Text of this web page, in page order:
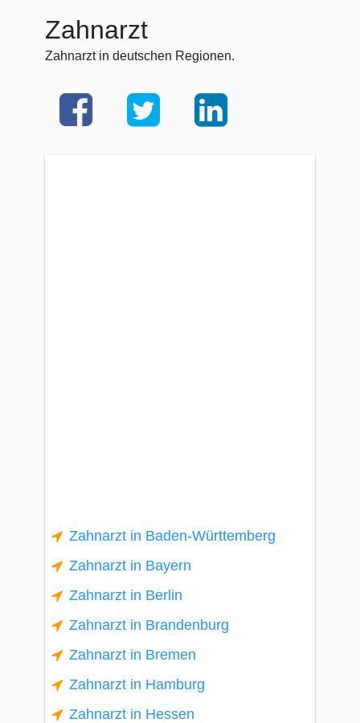
Zahnarzt
Zahnarzt in deutschen Regionen.
Zahnarzt in Baden-Württemberg
Zahnarzt in Bayern
Zahnarzt in Berlin
Zahnarzt in Brandenburg
Zahnarzt in Bremen
Zahnarzt in Hamburg
Zahnarzt in Hessen